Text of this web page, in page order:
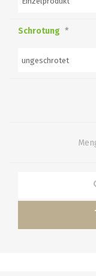
Schrotung *